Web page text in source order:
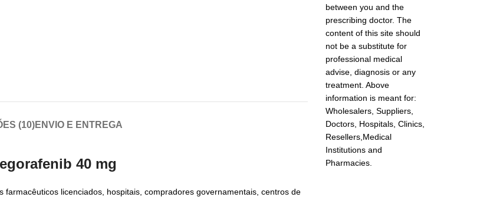
(10)ENVIO E ENTREGA
40 mg
licenciados, hospitais, compradores governamentais, centros de
between you and the
prescribing doctor. The
content of this site should
not be a substitute for
professional medical
advise, diagnosis or any
treatment. Above
information is meant for:
Wholesalers, Suppliers,
Doctors, Hospitals, Clinics,
Resellers,Medical
Institutions and
Pharmacies.